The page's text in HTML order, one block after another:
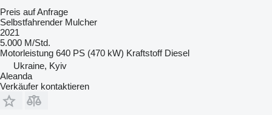
Preis auf Anfrage
Selbstfahrender Mulcher
2021
5.000 M/Std.
Motorleistung 640 PS (470 kW) Kraftstoff Diesel
Ukraine, Kyiv
Aleanda
Verkäufer kontaktieren